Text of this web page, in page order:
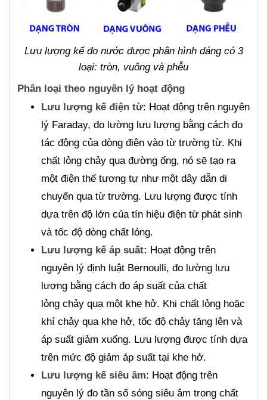
Lưu lượng kế đo nước được phân hình dáng có 3
loại: tròn, vuông và phễu
Phân loại theo nguyên lý hoạt động
Lưu lượng kế điện từ: Hoạt động trên nguyên
lý Faraday, đo lường lưu lượng bằng cách đo
tác động của dòng điện vào từ trường từ. Khi
chất lỏng chảy qua đường ống, nó sẽ tạo ra
một điện thế tương tự như một dây dẫn di
chuyển qua từ trường. Lưu lượng được tính
dựa trên độ lớn của tín hiệu điện từ phát sinh
và tốc độ dòng chất lỏng.
Lưu lượng kế áp suất: Hoạt động trên
nguyên lý định luật Bernoulli, đo lường lưu
lượng bằng cách đo áp suất của chất
lỏng chảy qua một khe hở. Khi chất lỏng hoặc
khí chảy qua khe hở, tốc độ chảy tăng lên và
áp suất giảm xuống. Lưu lượng được tính dựa
trên mức độ giảm áp suất tại khe hở.
Lưu lượng kế siêu âm: Hoạt động trên
nguyên lý đo tần số sóng siêu âm trong chất